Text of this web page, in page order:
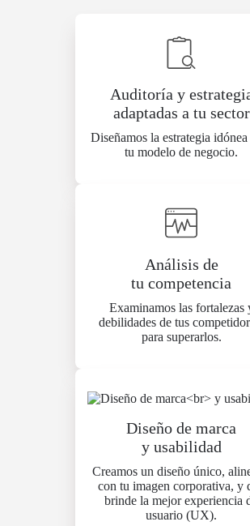
Auditoría y
adaptadas a tu sector
Diseñamos la estrategia idónea
tu modelo de negocio.
Análisis de
tu competencia
Examinamos las fortalezas
debilidades de tus
para superarlos.
Diseño de marca
y usabilidad
Creamos un diseño único,
con tu imagen corporativa, y
brinde la mejor experiencia
usuario (UX).